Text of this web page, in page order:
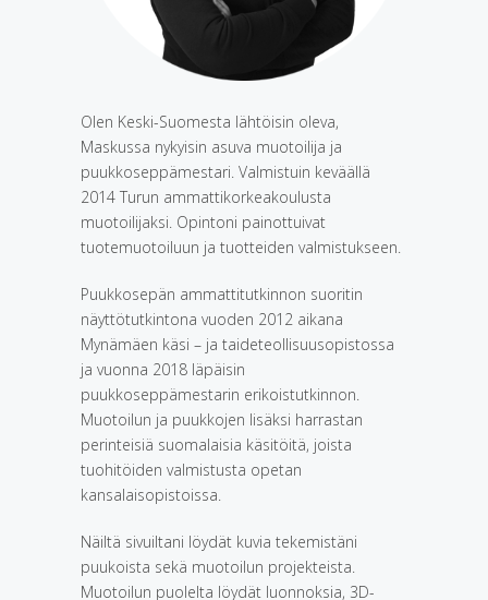
Olen Keski-Suomesta lähtöisin oleva,
Maskussa nykyisin asuva muotoilija ja
puukkoseppämestari. Valmistuin keväällä
2014 Turun ammattikorkeakoulusta
muotoilijaksi. Opintoni painottuivat
tuotemuotoiluun ja tuotteiden valmistukseen.
Puukkosepän ammattitutkinnon suoritin
näyttötutkintona vuoden 2012 aikana
Mynämäen käsi – ja taideteollisuusopistossa
ja vuonna 2018 läpäisin
puukkoseppämestarin erikoistutkinnon.
Muotoilun ja puukkojen lisäksi harrastan
perinteisiä suomalaisia käsitöitä, joista
tuohitöiden valmistusta opetan
kansalaisopistoissa.
Näiltä sivuiltani löydät kuvia tekemistäni
puukoista sekä muotoilun projekteista.
Muotoilun puolelta löydät luonnoksia, 3D-